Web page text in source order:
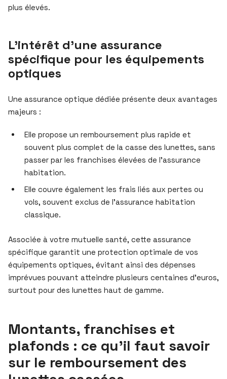
plus élevés.
L’intérêt d’une assurance
spécifique pour les équipements
optiques
Une assurance optique dédiée présente deux avantages
majeurs :
Elle propose un remboursement plus rapide et
souvent plus complet de la casse des lunettes, sans
passer par les franchises élevées de l’assurance
habitation.
Elle couvre également les frais liés aux pertes ou
vols, souvent exclus de l’assurance habitation
classique.
Associée à votre mutuelle santé, cette assurance
spécifique garantit une protection optimale de vos
équipements optiques, évitant ainsi des dépenses
imprévues pouvant atteindre plusieurs centaines d’euros,
surtout pour des lunettes haut de gamme.
Montants, franchises et
plafonds : ce qu’il faut savoir
sur le remboursement des